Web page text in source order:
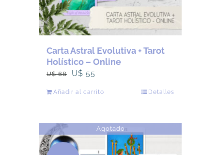
página
de
producto
Carta Astral Evolutiva + Tarot
Holístico – Online
U$68
El
U$
68.
U$ 55
U$
55.
Añadir al carrito Detalles
Agotado